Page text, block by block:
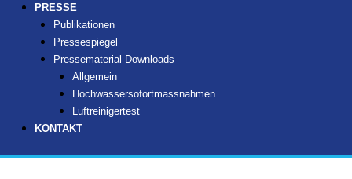
PRESSE
Publikationen
Pressespiegel
Pressematerial Downloads
Allgemein
Hochwassersofortmassnahmen
Luftreinigertest
KONTAKT